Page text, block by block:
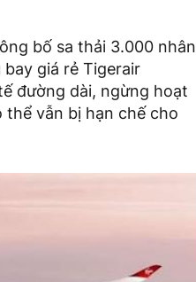
bố sa thải 3.000 nhân
giá rẻ Tigerair
đường dài, ngừng hoạt
vẫn bị hạn chế cho